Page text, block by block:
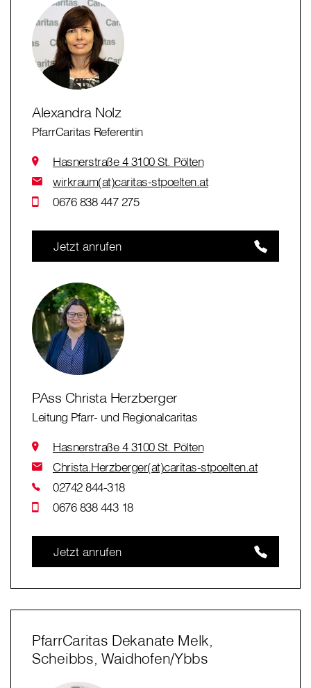
Alexandra Nolz
PfarrCaritas Referentin
Hasnerstraße 4 3100 St. Pölten
wirkraum(at)caritas-stpoelten.at
0676 838 447 275
Jetzt anrufen
PAss Christa Herzberger
Leitung Pfarr- und Regionalcaritas
Hasnerstraße 4 3100 St. Pölten
Christa.Herzberger(at)caritas-stpoelten.at
02742 844-318
0676 838 443 18
Jetzt anrufen
PfarrCaritas Dekanate Melk,
Scheibbs, Waidhofen/Ybbs